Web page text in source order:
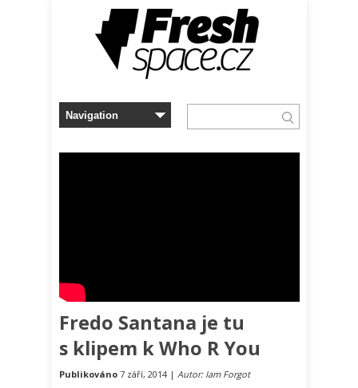
Fredo Santana je tu
s klipem k Who R You
Publikováno 7 září, 2014 | Autor: Iam Forgot